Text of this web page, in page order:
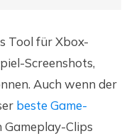
Tool für Xbox-
Screenshots,
Auch wenn der
beste Game-
Clips